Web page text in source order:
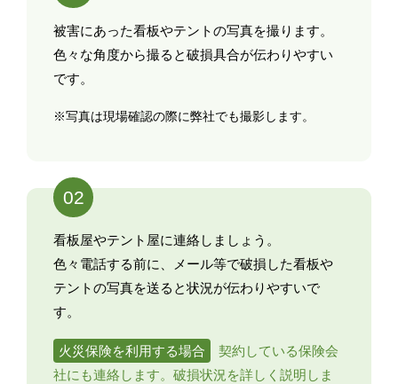
被害にあった看板やテントの写真を撮ります。
色々な角度から撮ると破損具合が伝わりやすい
です。
※写真は現場確認の際に弊社でも撮影します。
02
看板屋やテント屋に連絡しましょう。
色々電話する前に、メール等で破損した看板や
テントの写真を送ると状況が伝わりやすいで
す。
火災保険を利用する場合
契約している保険会
社にも連絡します。破損状況を詳しく説明しま